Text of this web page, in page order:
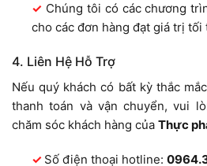
Chúng tôi có các chương
cho các đơn hàng đạt giá trị
4. Liên Hệ Hỗ Trợ
Nếu quý khách có bất kỳ thắc
thanh toán và vận chuyển, vui
chăm sóc khách hàng của Thực
Số điện thoại hotline: